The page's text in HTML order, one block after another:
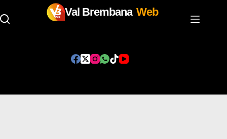
Val Brembana Web